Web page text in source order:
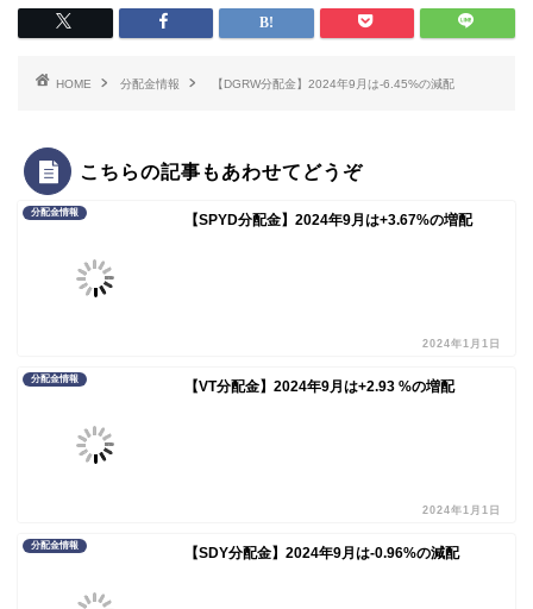
HOME 分配金情報 【DGRW分配金】2024年9月は-6.45%の減配
こちらの記事もあわせてどうぞ
分配金情報 【SPYD分配金】2024年9月は+3.67%の増配
2024年1月1日
分配金情報 【VT分配金】2024年9月は+2.93 %の増配
2024年1月1日
分配金情報 【SDY分配金】2024年9月は-0.96%の減配